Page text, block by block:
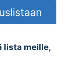
lista meille,